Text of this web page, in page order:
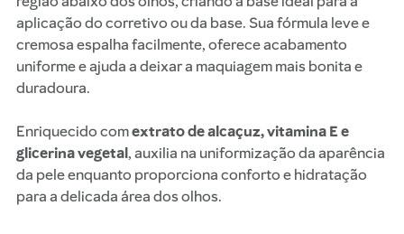
aplicação do corretivo ou da base. Sua fórmula leve e
cremosa espalha facilmente, oferece acabamento
uniforme e ajuda a deixar a maquiagem mais bonita e
duradoura.
Enriquecido comextrato de alcaçuz, vitamina E e
glicerina vegetal, auxilia na uniformização da aparência
da pele enquanto proporciona conforto e hidratação
para a delicada área dos olhos.